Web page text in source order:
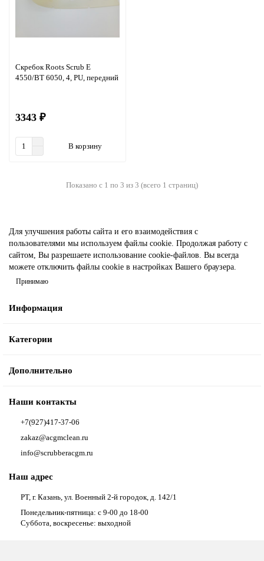
Скребок Roots Scrub E
4550/BT 6050, 4, PU, передний
3343 ₽
В корзину
Показано с 1 по 3 из 3 (всего 1 страниц)
Для улучшения работы сайта и его взаимодействия с
пользователями мы используем файлы cookie. Продолжая работу с
сайтом, Вы разрешаете использование cookie-файлов. Вы всегда
можете отключить файлы cookie в настройках Вашего браузера.
Принимаю
Информация
Категории
Дополнительно
Наши контакты
+7(927)417-37-06
zakaz@acgmclean.ru
info@scrubberacgm.ru
Наш адрес
РТ, г. Казань, ул. Военный 2-й городок, д. 142/1
Понедельник-пятница: с 9-00 до 18-00
Суббота, воскресенье: выходной